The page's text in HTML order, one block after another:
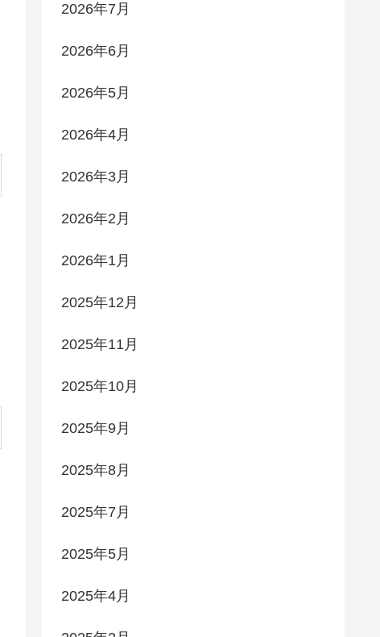
2026年7月
2026年6月
2026年5月
2026年4月
2026年3月
2026年2月
2026年1月
2025年12月
2025年11月
2025年10月
2025年9月
2025年8月
2025年7月
2025年5月
2025年4月